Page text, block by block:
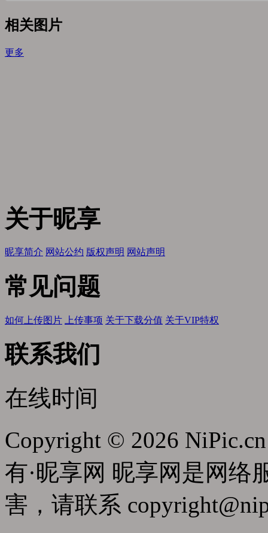
相关图片
更多
关于昵享
昵享简介 网站公约 版权声明 网站声明
常见问题
如何上传图片 上传事项 关于下载分值 关于VIP特权
联系我们
在线时间
Copyright © 2026
有·昵享网 昵享网是网络
害，请联系